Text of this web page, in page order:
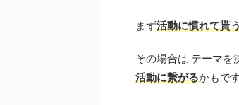
まず活動に慣れて貰
その場合は テーマを
活動に繋がるかもです